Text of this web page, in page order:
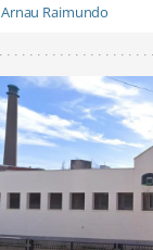
Arnau Raimundo